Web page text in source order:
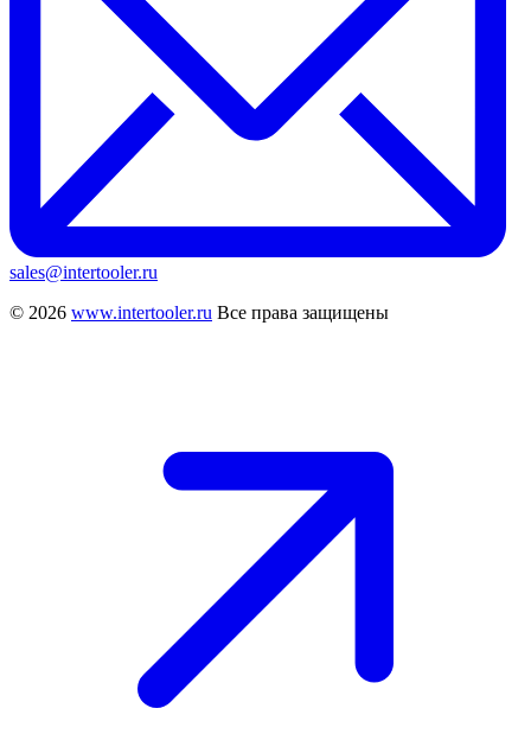
sales@intertooler.ru
© 2026 www.intertooler.ru Все права защищены